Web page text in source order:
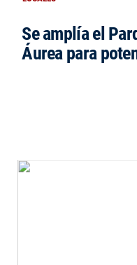
Se amplía el
Áurea para